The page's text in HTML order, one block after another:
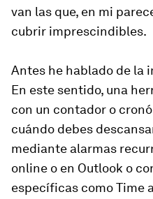
van las que, en mi
cubrir imprescindibles.
Antes he hablado de la
En este sentido, una
con un contador o
cuándo debes
mediante alarmas
online o en Outlook o
específicas como Time